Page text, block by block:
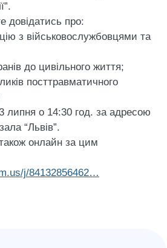
довідатись про:
з військовослужбовцями та
до цивільного життя;
посттравматичного
липня о 14:30 год. за адресою
“Львів”.
онлайн за цим
j/84132856462…